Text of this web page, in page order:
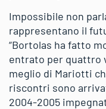
Impossibile non
rappresentano il
“Bortolas ha fatto
entrato per quattro
meglio di Mariotti
riscontri sono
2004-2005